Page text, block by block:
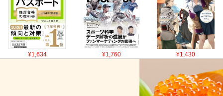
¥1,634 ¥1,760 ¥1,430